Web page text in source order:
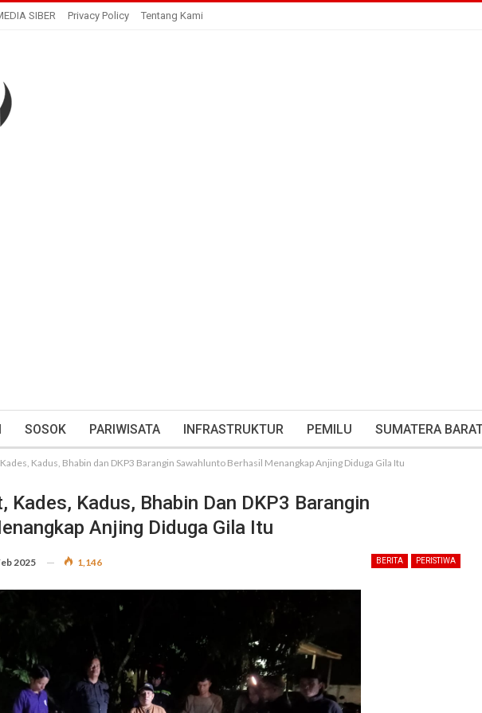
SIBER Privacy Policy Tentang Kami
SOSOK PARIWISATA INFRASTRUKTUR PEMILU SUMATERA
Kadus, Bhabin dan DKP3 Barangin Sawahlunto Berhasil Menangkap Anjing Diduga Gila Itu
Kades, Kadus, Bhabin Dan DKP3 Barangin
Anjing Diduga Gila Itu
BERITA PERISTIWA
2025 1,146